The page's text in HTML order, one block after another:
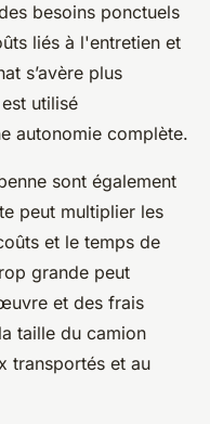
besoins ponctuels
liés à l'entretien et
s’avère plus
utilisé
autonomie complète.
sont également
peut multiplier les
et le temps de
grande peut
et des frais
taille du camion
transportés et au